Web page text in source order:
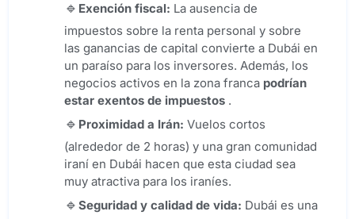
Exención fiscal: La ausencia de
impuestos sobre la renta personal y sobre
las ganancias de capital convierte a Dubái en
un paraíso para los inversores. Además, los
negocios activos en la zona franca podrían
estar exentos de impuestos .
Proximidad a Irán: Vuelos cortos
(alrededor de 2 horas) y una gran comunidad
iraní en Dubái hacen que esta ciudad sea
muy atractiva para los iraníes.
Seguridad y calidad de vida: Dubái es una